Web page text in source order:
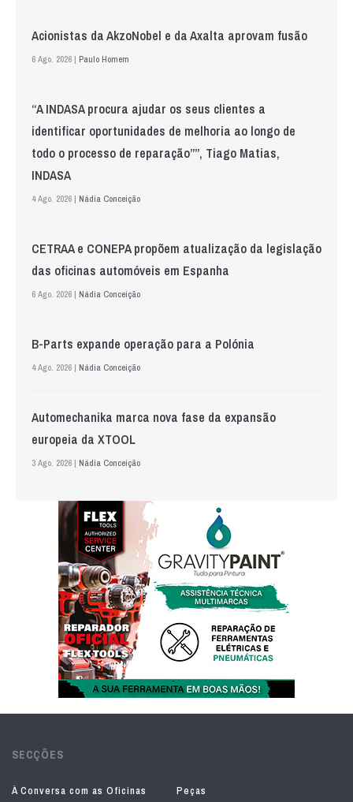
Acionistas da AkzoNobel e da Axalta aprovam fusão
6 Ago. 2026 | Paulo Homem
“A INDASA procura ajudar os seus clientes a
identificar oportunidades de melhoria ao longo de
todo o processo de reparação””, Tiago Matias,
INDASA
4 Ago. 2026 | Nádia Conceição
CETRAA e CONEPA propõem atualização da legislação
das oficinas automóveis em Espanha
6 Ago. 2026 | Nádia Conceição
B-Parts expande operação para a Polónia
4 Ago. 2026 | Nádia Conceição
Automechanika marca nova fase da expansão
europeia da XTOOL
3 Ago. 2026 | Nádia Conceição
SECÇÕES
À Conversa com as Oficinas
Peças